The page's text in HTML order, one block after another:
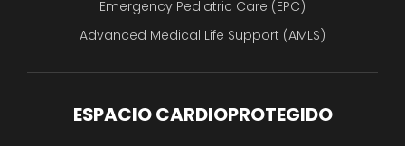
Emergency Pediatric Care (EPC)
Advanced Medical Life Support (AMLS)
ESPACIO CARDIOPROTEGIDO